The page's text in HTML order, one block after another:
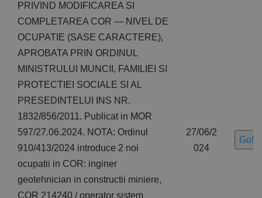
PRIVIND MODIFICAREA SI
COMPLETAREA COR — NIVEL DE
OCUPATIE (SASE CARACTERE),
APROBATA PRIN ORDINUL
MINISTRULUI MUNCII, FAMILIEI SI
PROTECTIEI SOCIALE SI AL
PRESEDINTELUI INS NR.
1832/856/2011. Publicat in MOR
597/27.06.2024. NOTA: Ordinul
910/413/2024 introduce 2 noi
ocupatii in COR: inginer
geotehnician in constructii miniere,
COR 214240 / operator sistem
27/06/2
024
Go!